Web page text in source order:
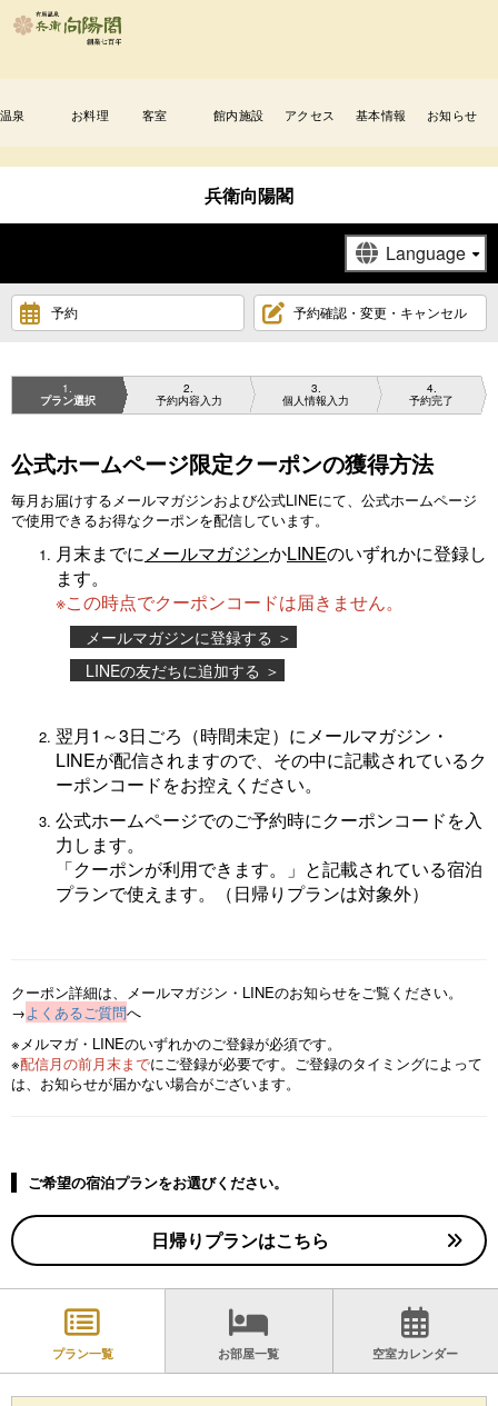
温泉 お料理 客室 館内施設 アクセス 基本情報 お知らせ
兵衛向陽閣
予約 予約確認・変更・キャンセル
1
プラン選択
2
予約内容入力
3
個人情報入力
4
予約完了
公式ホームページ限定クーポンの獲得方法
毎月お届けするメールマガジンおよび公式LINEにて、公式ホームページ
で使用できるお得なクーポンを配信しています。
月末までに メールマガジンかLINEのいずれかに登録し
ます。
※この時点でクーポンコードは届きません。
メールマガジンに登録する ＞
LINEの友だちに追加する ＞
翌月1～3日ごろ（時間未定）にメールマガジン・
LINEが配信されますので、その中に記載されているク
ーポンコードをお控えください。
公式ホームページでのご予約時にクーポンコードを入
力します。
「クーポンが利用できます。」と記載されている宿泊
プランで使えます。（日帰りプランは対象外）
クーポン詳細は、メールマガジン・LINEのお知らせをご覧ください。
→よくあるご質問へ
※メルマガ・LINEのいずれかのご登録が必須です。
※配信月の前月末までにご登録が必要です。ご登録のタイミングによって
は、お知らせが届かない場合がございます。
ご希望の宿泊プランをお選びください。
日帰りプランはこちら
プラン一覧 お部屋一覧 空室カレンダー